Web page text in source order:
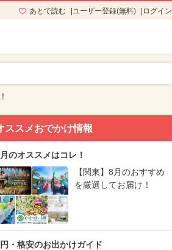
あとで読む ユーザー登録(無料) ログイン
ススメおでかけ情報
のオススメはコレ！
【関東】8月のおすすめ
を厳選してお届け！
・格安のお出かけガイド